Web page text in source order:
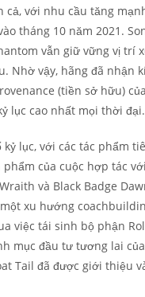
với nhu cầu tăng
tháng 10 năm 2021.
vẫn giữ vững vị trí
Nhờ vậy, hãng đã nhận
(tiền sở hữu)
lục cao nhất mọi thời đại.
lục, với các tác phẩm
của cuộc hợp tác
và Black Badge
xu hướng
việc tái sinh bộ phận
mục đầu tư tương lai
Tail đã được giới thiệu